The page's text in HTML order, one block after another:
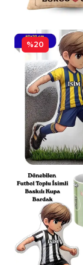
%20